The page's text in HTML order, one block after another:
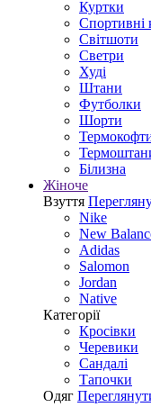
Куртки
Спортивні
Світшоти
Светри
Худі
Штани
Футболки
Шорти
Білизна
Жіноче
Взуття
Nike
New
Adidas
Salomon
Jordan
Native
Категорії
Кросівки
Черевики
Сандалі
Tапочки
Одяг